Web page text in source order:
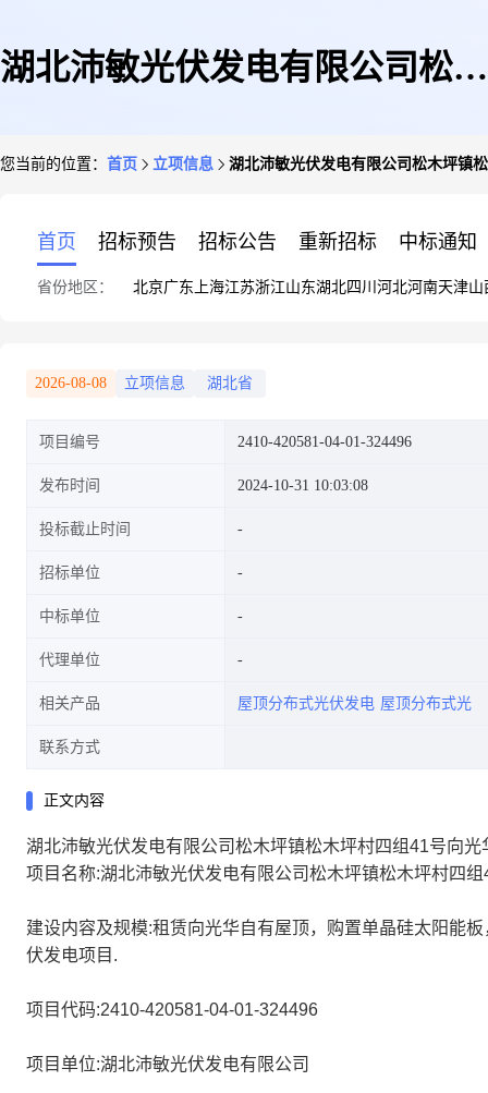
湖北沛敏光伏发电有限公司松木
项目
您当前的位置： 首页 立项信息 湖北沛敏光伏发电有限公司松木坪镇
首页 招标预告 招标公告 重新招标 中标通知
省份地区： 北京广东 上海江苏浙江山东湖北四川 河北河南天津山
2026-08-08 立项信息 湖北省
项目编号 2410-420581-04-01-324496
发布时间 2024-10-31 10:03:08
投标截止时间
招标单位
中标单位
代理单位
相关产品 屋顶分布式光伏发电 屋顶分布式光
联系方式
正文内容
湖北沛敏光伏发电有限公司松木坪镇松木坪村四组41号向
项目名称:湖北沛敏光伏发电有限公司松木坪镇松木坪村四
建设内容及规模:租赁向光华自有屋顶，购置单晶硅太阳能
伏发电项目.
项目代码:2410-420581-04-01-324496
项目单位:湖北沛敏光伏发电有限公司